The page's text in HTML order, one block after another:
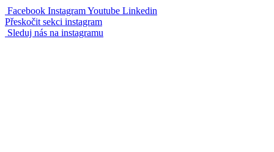
Facebook InstagramYoutube Linkedin
Přeskočit sekci instagram
Sleduj nás na instagramu